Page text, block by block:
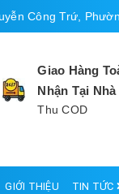
Công Trứ,
Giao Hàng
Nhận Tại Nhà
Thu COD
GIỚI THIỆU TIN TỨC